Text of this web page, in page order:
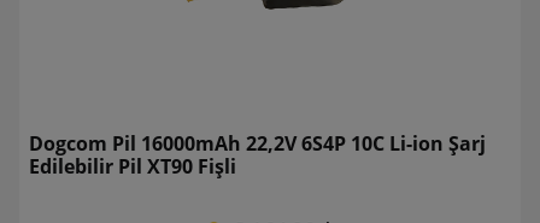
Dogcom Pil 16000mAh 22,2V 6S4P 10C Li-ion Şarj
Edilebilir Pil XT90 Fişli